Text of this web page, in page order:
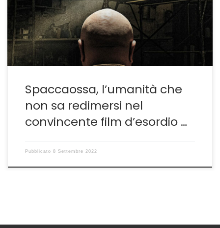
spessore Vincenzo Pirrotta presentato nelle Giornate
degli Autori al festival di Venezia 2022. Un’opera che
sottolinea quanto il coraggio di intraprendere strade
diverse […]
Spaccaossa, l’umanità che
non sa redimersi nel
convincente film d’esordio …
Pubblicato 8 Settembre 2022